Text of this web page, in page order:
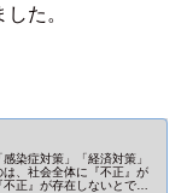
た。
染症対策」「経済対策」
は、社会全体に『不正』が
正』が存在しないとで